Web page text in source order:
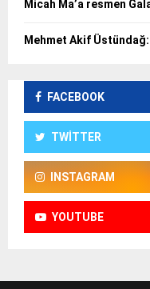
Micah Ma’a resmen
Mehmet Akif
FACEBOOK
TWITTER
INSTAGRAM
YOUTUBE